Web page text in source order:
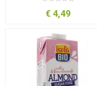
€ 4,49